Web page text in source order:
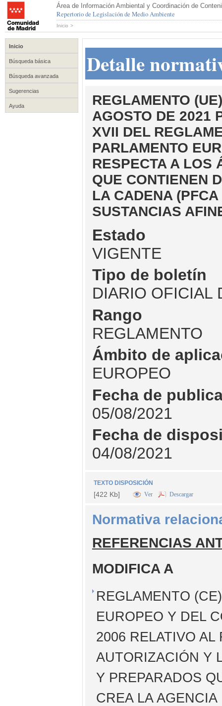
Área de Información Ambiental y Coordinación de
Repertorio de Legislación de Medio Ambiente
Inicio >
Inicio
Búsqueda básica
Búsqueda avanzada
Sugerencias
Ayuda
Detalle
REGLAMENTO
AGOSTO DE 2021
XVII DEL
PARLAMENTO
RESPECTA A LOS
QUE CONTIENEN
LA CADENA
SUSTANCIAS
Estado
VIGENTE
Tipo de boletín
DIARIO OFICIAL
Rango
REGLAMENTO
Ámbito de
EUROPEO
Fecha de
05/08/2021
Fecha de
04/08/2021
TEXTO DISPOSICIÓN
[422 Kb] Ver Descargar
Normativa
REFERENCIAS
MODIFICA A
REGLAMENTO
EUROPEO Y DEL
2006 RELATIVO AL
AUTORIZACIÓN Y
Y PREPARADOS
CREA LA